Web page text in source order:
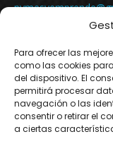
Para ofrecer las
como las cookies
del dispositivo. El
permitirá procesar
navegación o las
consentir o retirar el
a ciertas